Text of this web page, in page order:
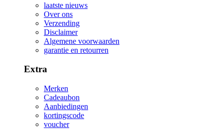
laatste nieuws
Over ons
Verzending
Disclaimer
Algemene voorwaarden
garantie en retourren
Extra
Merken
Cadeaubon
Aanbiedingen
kortingscode
voucher